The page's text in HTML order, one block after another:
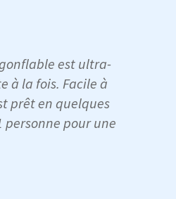
est ultra-
à la fois. Facile à
prêt en quelques
pour une